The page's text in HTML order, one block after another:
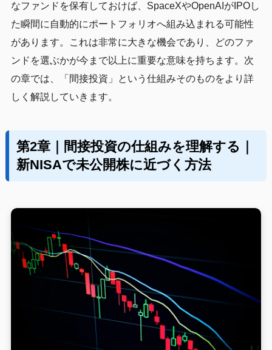
なファンドを保有しておけば、SpaceXやOpenAIがIPOし
た瞬間に自動的にポートフォリオへ組み込まれる可能性
があります。これは非常に大きな機会であり、どのファ
ンドを選ぶかが今まで以上に重要な意味を持ちます。次
の章では、「間接投資」という仕組みそのものをより詳
しく解説していきます。
第2章｜間接投資の仕組みを理解する｜
新NISAで未公開株に近づく方法